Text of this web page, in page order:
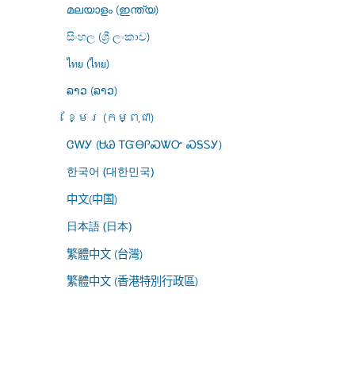
മലയാളം (ഇന്ത്യ)
සිංහල (ශ්‍රී ලංකාව)
ไทย (ไทย)
ລາວ (ລາວ)
ខ្មែរ (កម្ពុជា)
ᏣᎳᎩ (ᏌᏊ ᎢᏳᎾᎵᏍᏔᏅ ᏍᎦᏚᎩ)
한국어 (대한민국)
中文(中国)
日本語 (日本)
繁體中文 (台灣)
繁體中文 (香港特別行政區)